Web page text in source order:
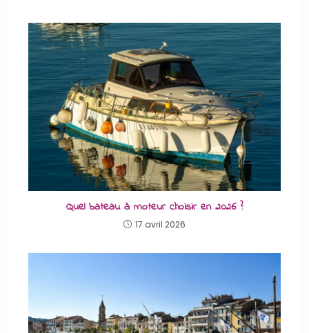
Quel bateau à moteur choisir en 2026 ?
17 avril 2026